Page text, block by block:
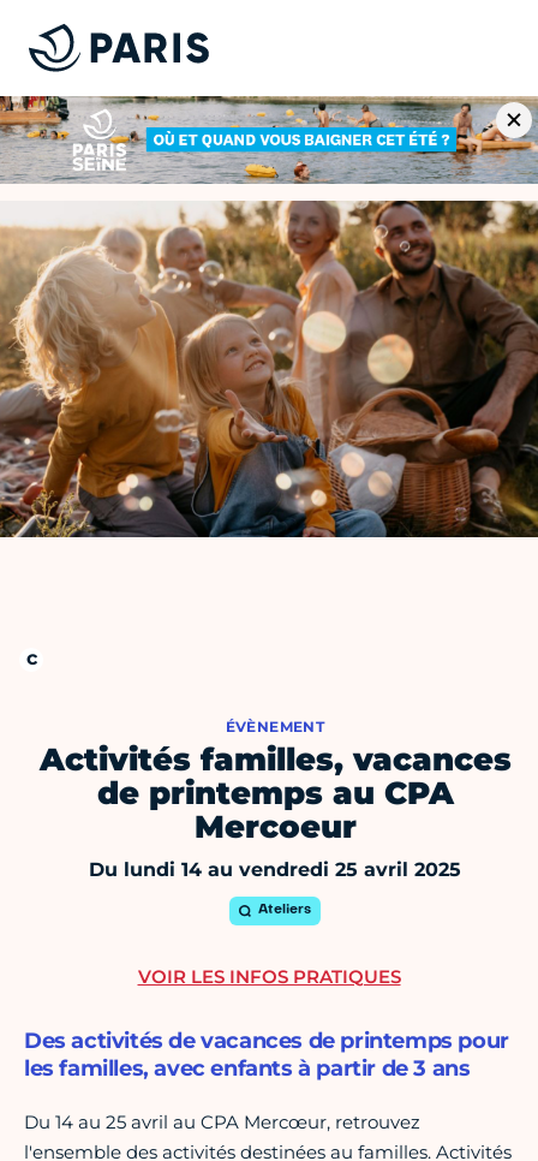
ÉVÈNEMENT
Activités familles, vacances
de printemps au CPA
Mercoeur
Du lundi 14 au vendredi 25 avril 2025
Ateliers
Des activités de vacances de printemps pour
les familles, avec enfants à partir de 3 ans
Du 14 au 25 avril au CPA Mercœur, retrouvez
l'ensemble des activités destinées au familles. Activités
VOIR LES INFOS PRATIQUES